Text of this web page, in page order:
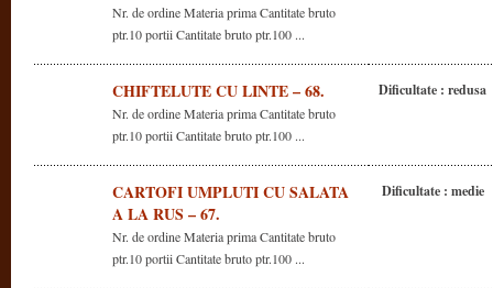
Nr. de ordine Materia prima Cantitate bruto
ptr.10 portii Cantitate bruto ptr.100 ...
CHIFTELUTE CU LINTE – 68.
Nr. de ordine Materia prima Cantitate bruto
ptr.10 portii Cantitate bruto ptr.100 ...
Dificultate : redusa
CARTOFI UMPLUTI CU SALATA
A LA RUS – 67.
Nr. de ordine Materia prima Cantitate bruto
ptr.10 portii Cantitate bruto ptr.100 ...
Dificultate : medie